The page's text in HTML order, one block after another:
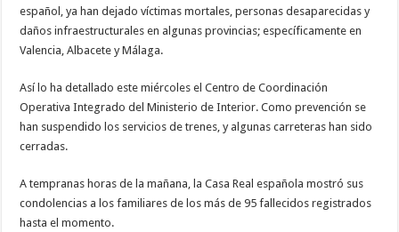
español, ya han dejado víctimas mortales, personas desaparecidas y
daños infraestructurales en algunas provincias; específicamente en
Valencia, Albacete y Málaga.
Así lo ha detallado este miércoles el Centro de Coordinación
Operativa Integrado del Ministerio de Interior. Como prevención se
han suspendido los servicios de trenes, y algunas carreteras han sido
cerradas.
A tempranas horas de la mañana, la Casa Real española mostró sus
condolencias a los familiares de los más de 95 fallecidos registrados
hasta el momento.